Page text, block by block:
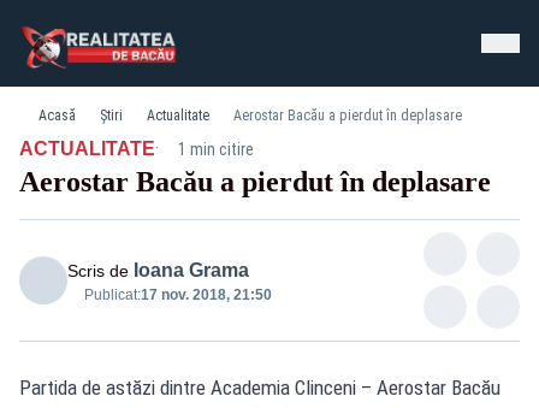
Acasă Știri Actualitate Aerostar Bacău a pierdut în deplasare
ACTUALITATE· 1 min citire
Aerostar Bacău a pierdut în deplasare
Scris de Ioana Grama
Publicat:17 nov. 2018, 21:50
Partida de astăzi dintre Academia Clinceni – Aerostar Bacău